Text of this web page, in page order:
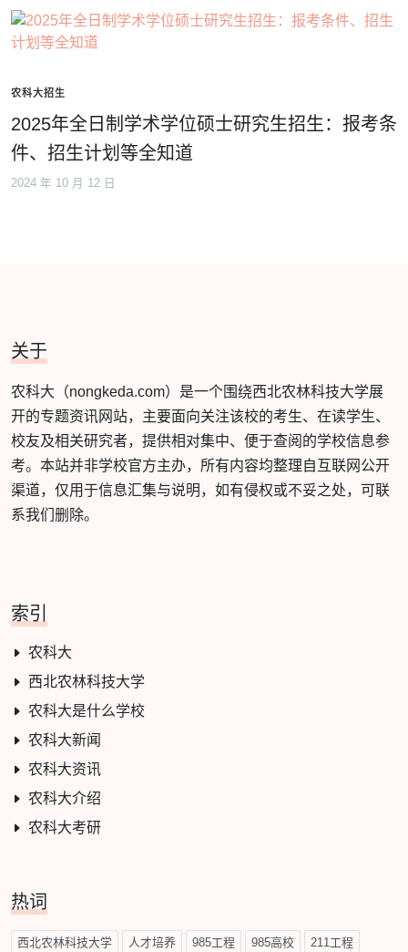
农科大招生
2025年全日制学术学位硕士研究生招生：报考条
件、招生计划等全知道
2024 年 10 月 12 日
关于
农科大（nongkeda.com）是一个围绕西北农林科技大学展
开的专题资讯网站，主要面向关注该校的考生、在读学生、
校友及相关研究者，提供相对集中、便于查阅的学校信息参
考。本站并非学校官方主办，所有内容均整理自互联网公开
渠道，仅用于信息汇集与说明，如有侵权或不妥之处，可联
系我们删除。
索引
农科大
西北农林科技大学
农科大是什么学校
农科大新闻
农科大资讯
农科大介绍
农科大考研
热词
西北农林科技大学 人才培养 985工程 985高校 211工程